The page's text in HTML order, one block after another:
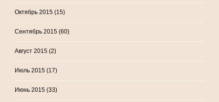
Октябрь 2015 (15)
Сентябрь 2015 (60)
Август 2015 (2)
Июль 2015 (17)
Июнь 2015 (33)